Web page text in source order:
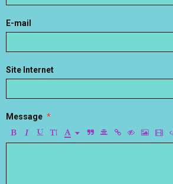
E-mail
Site Internet
Message